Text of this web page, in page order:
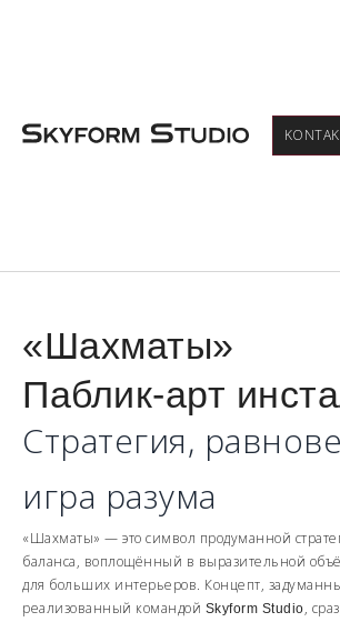
«Шахматы»
Паблик-арт
Стратегия,
игра разума
«Шахматы» — это символ продуманной
баланса, воплощённый в выразительной
для больших интерьеров. Концепт,
реализованный командой Skyform Studio,